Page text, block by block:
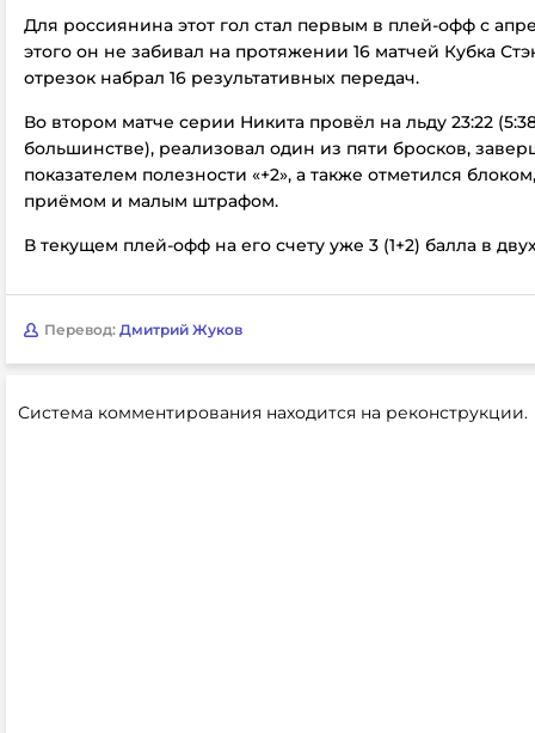
Для россиянина этот гол стал первым в плей-офф с
этого он не забивал на протяжении 16 матчей Кубка
отрезок набрал 16 результативных передач.
Во втором матче серии Никита провёл на льду 23:22
большинстве), реализовал один из пяти бросков,
показателем полезности «+2», а также отметился
приёмом и малым штрафом.
В текущем плей-офф на его счету уже 3 (1+2) балла в
Перевод: Дмитрий Жуков
Система комментирования находится на реконструкции.